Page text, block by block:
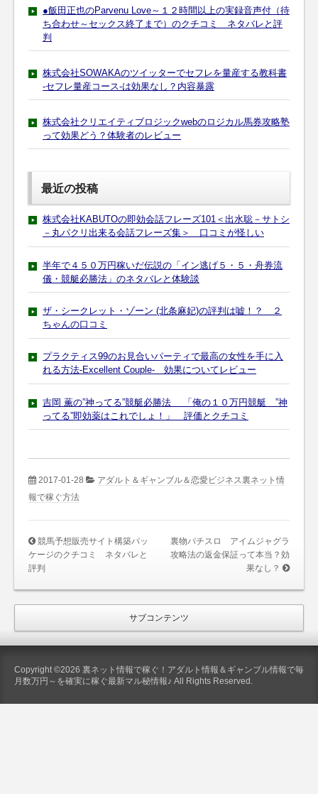
●飯田正也のParvenu Love～１２時間以上の実録音声付（待
ち合わせ～セックス終了まで）のクチコミ ネタバレと評
判
株式会社SOWAKAのツイッターでセフレを量産する教科書
-セフレ量産コース-は効果なし？内容暴露
株式会社クリエイティブロジックwebのロジカル馬券攻略塾
って効果どう？体験者のレビュー
最近の投稿
株式会社KABUTOの即効会話フレーズ101＜出水聡－サトシ
－丸パクリ出来る会話フレーズ集＞ 口コミが怪しい
半年で４５０万円稼いだ伝説の「イン逃げ５・５・舟券流
儀・競艇必勝法」のネタバレと体験談
ザ・シークレット・ゾーン (北条麻妃)の評判は嘘！？ ２
ちゃんの口コミ
プラクティス99のお見合いパーティで最高の女性を手に入
れる方法-Excellent Couple- 効果についてレビュー
吉岡 薫の”神ってる”競艇必勝法 「俺の１０万円競艇 ”神
ってる”即効薬はこれでしょ！」 評価とクチコミ
2017-01-28
アダルト＆ギャンブル＆恋愛ビジネス裏ネット情
報で稼ぐ方法
競馬予想販売サイト構築パッ
ケージのクチコミ ネタバレと
評判
裏物パチスロ アイムジャグラ
攻略法の返金保証って本当？効
果なし？
サブコンテンツ
Copyright ©2026 裏ネット情報で稼ぐ！アダルト情報＆ギャンブル情報で毎
月数万円～を確実に稼ぐ最新マル秘情報♪ All Rights Reserved.